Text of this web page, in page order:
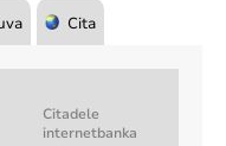
Cita
Citadele
internetbanka